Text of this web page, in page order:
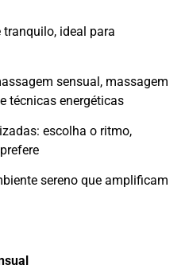
tranquilo, ideal para
sensual, massagem
técnicas energéticas
escolha o ritmo,
sereno que amplificam